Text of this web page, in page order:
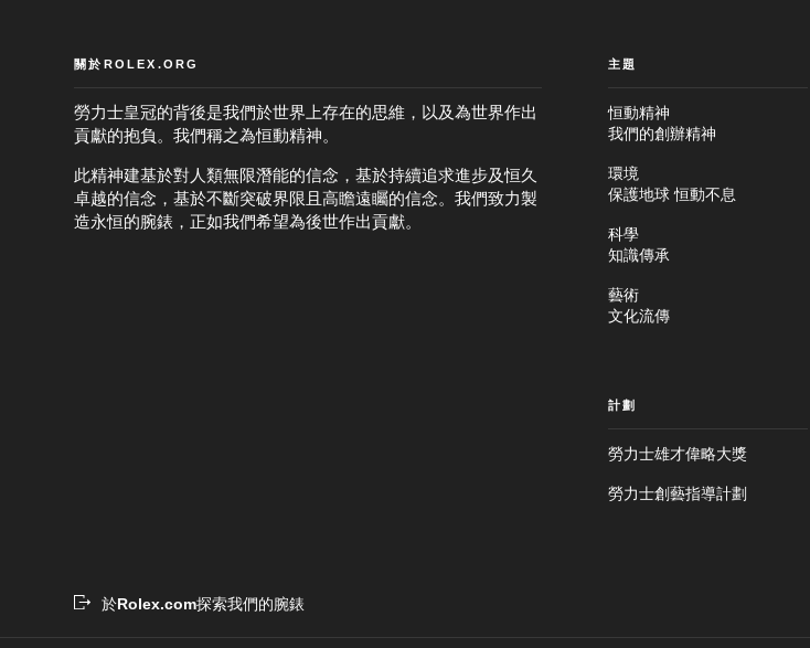
跳
關於ROLEX.ORG
勞力士皇冠的背後是我們於世界上存在的思維，以及為世界作出
貢獻的抱負。我們稱之為恒動精神。
此精神建基於對人類無限潛能的信念，基於持續追求進步及恒久
卓越的信念，基於不斷突破界限且高瞻遠矚的信念。我們致力製
造永恒的腕錶，正如我們希望為後世作出貢獻。
主題
恒動精神
我們的創辦精神
環境
保護地球 恒動不息
科學
知識傳承
藝術
文化流傳
計劃
勞力士雄才偉略大獎
勞力士創藝指導計劃
於 Rolex.com探索我們的腕錶